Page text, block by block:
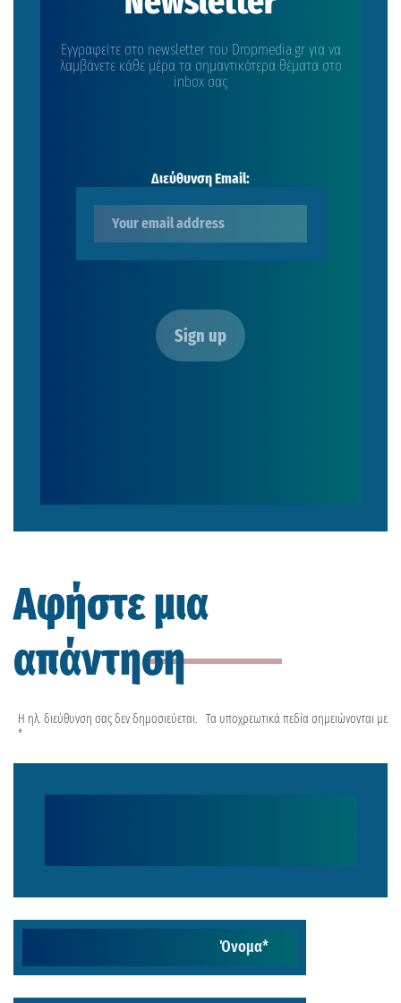
Εγγραφείτε στο newsletter του Dropmedia.gr για να
λαμβάνετε κάθε μέρα τα σημαντικότερα θέματα στο
inbox σας
Διεύθυνση Email:
Αφήστε μια
απάντηση
Η ηλ. διεύθυνση σας δεν δημοσιεύεται. Τα υποχρεωτικά πεδία σημειώνονται με
*
Όνομα*